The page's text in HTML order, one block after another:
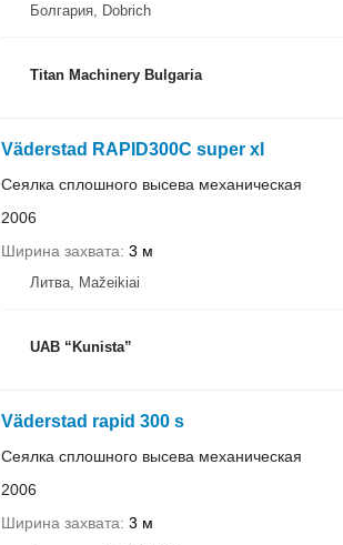
Болгария, Dobrich
Titan Machinery Bulgaria
Väderstad RAPID300C super xl
Сеялка сплошного высева механическая
2006
Ширина захвата 3 м
Литва, Mažeikiai
UAB “Kunista”
Väderstad rapid 300 s
Сеялка сплошного высева механическая
2006
Ширина захвата 3 м